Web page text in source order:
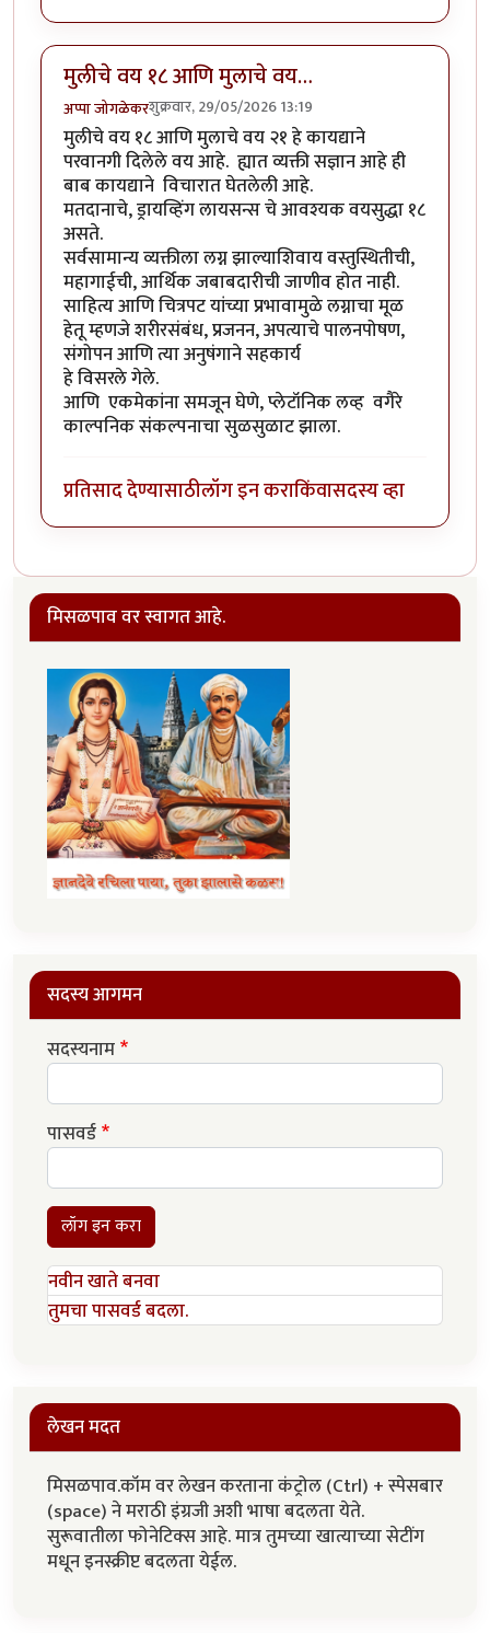
मुलीचे वय १८ आणि मुलाचे वय…
अप्पा जोगळेकरशुक्रवार, 29/05/2026 13:19
मुलीचे वय १८ आणि मुलाचे वय २१ हे कायद्याने
परवानगी दिलेले वय आहे. ह्यात व्यक्ती सज्ञान आहे ही
बाब कायद्याने विचारात घेतलेली आहे.
मतदानाचे, ड्रायव्हिंग लायसन्स चे आवश्यक वयसुद्धा १८
असते.
सर्वसामान्य व्यक्तीला लग्न झाल्याशिवाय वस्तुस्थितीची,
महागाईची, आर्थिक जबाबदारीची जाणीव होत नाही.
साहित्य आणि चित्रपट यांच्या प्रभावामुळे लग्नाचा मूळ
हेतू म्हणजे शरीरसंबंध, प्रजनन, अपत्याचे पालनपोषण,
संगोपन आणि त्या अनुषंगाने सहकार्य
हे विसरले गेले.
आणि एकमेकांना समजून घेणे, प्लेटॉनिक लव्ह वगैरे
काल्पनिक संकल्पनाचा सुळसुळाट झाला.
प्रतिसाद देण्यासाठीलॉग इन कराकिंवासदस्य व्हा
मिसळपाव वर स्वागत आहे.
सदस्य आगमन
सदस्यनाम
पासवर्ड
लॉग इन करा
नवीन खाते बनवा
तुमचा पासवर्ड बदला.
लेखन मदत
मिसळपाव.कॉम वर लेखन करताना कंट्रोल (Ctrl) + स्पेसबार
(space) ने मराठी इंग्रजी अशी भाषा बदलता येते.
सुरूवातीला फोनेटिक्स आहे. मात्र तुमच्या खात्याच्या सेटींग
मधून इनस्क्रीप्ट बदलता येईल.